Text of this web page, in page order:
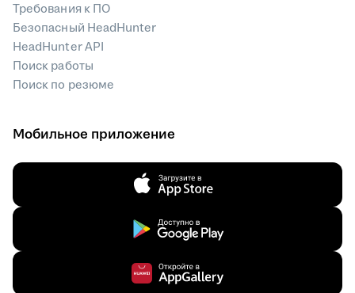
Требования к ПО
Безопасный HeadHunter
HeadHunter API
Поиск работы
Поиск по резюме
Мобильное приложение